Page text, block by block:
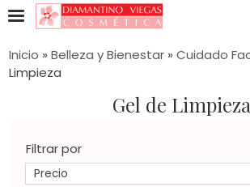
Inicio » Belleza y Bienestar » Cuidado
Limpieza
Gel de Limpieza
Filtrar por
Precio